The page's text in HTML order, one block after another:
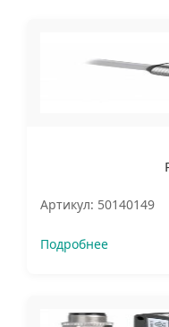
Артикул: 50140149
Подробнее